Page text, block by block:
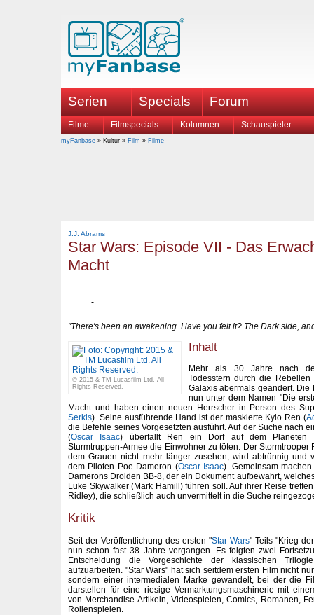
Serien Specials Forum
Filme Filmspecials Kolumnen Schauspieler
myFanbase » Kultur » Film » Filme
J.J. Abrams
Star Wars: Episode VII - Das
Macht
"There's been an awakening. Have you felt it? The Dark side,
© 2015 & TM Lucasfilm Ltd. All
Rights Reserved.
Inhalt
Mehr als 30 Jahre nach
Todesstern durch die
Galaxis abermals geändert. Die
nun unter dem Namen "Die
Macht und haben einen neuen Herrscher in Person des
Serkis). Seine ausführende Hand ist der maskierte Kylo Ren (
die Befehle seines Vorgesetzten ausführt. Auf der Suche nach
(Oscar Isaac) überfallt Ren ein Dorf auf dem Planeten
Sturmtruppen-Armee die Einwohner zu töten. Der Stormtrooper
dem Grauen nicht mehr länger zusehen, wird abtrünnig und
dem Piloten Poe Dameron (Oscar Isaac). Gemeinsam
Damerons Droiden BB-8, der ein Dokument aufbewahrt,
Luke Skywalker (Mark Hamill) führen soll. Auf ihrer Reise
Ridley), die schließlich auch unvermittelt in die Suche
Kritik
Seit der Veröffentlichung des ersten "Star Wars"-Teils "Krieg
nun schon fast 38 Jahre vergangen. Es folgten zwei
Entscheidung die Vorgeschichte der klassischen
aufzuarbeiten. "Star Wars" hat sich seitdem ersten Film nicht
sondern einer intermedialen Marke gewandelt, bei der die
darstellen für eine riesige Vermarktungsmaschinerie mit
von Merchandise-Artikeln, Videospielen, Comics, Romanen,
Rollenspielen.